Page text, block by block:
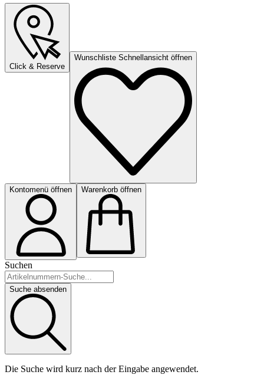
Click & Reserve
Wunschliste Schnellansicht öffnen
Kontomenü öffnen Warenkorb öffnen
Suchen
Suche absenden
Die Suche wird kurz nach der Eingabe angewendet.